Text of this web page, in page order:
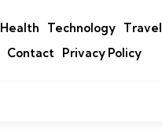
Health Technology Travel
Contact Privacy Policy